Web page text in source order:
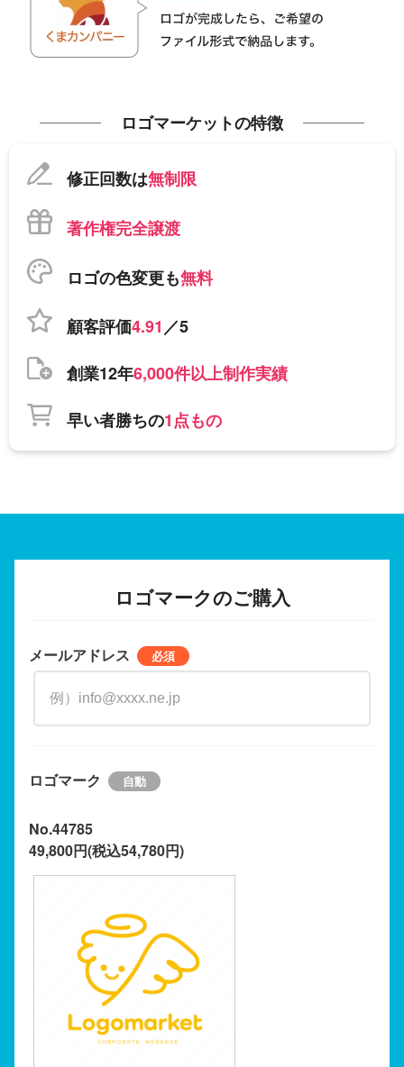
ロゴマーケットの特徴
修正回数は無制限
著作権完全譲渡
ロゴの色変更も無料
顧客評価4.91／5
創業12年6,000件以上制作実績
早い者勝ちの1点もの
ロゴマークのご購入
メールアドレス
ロゴマーク
No.44785
49,800円(税込54,780円)